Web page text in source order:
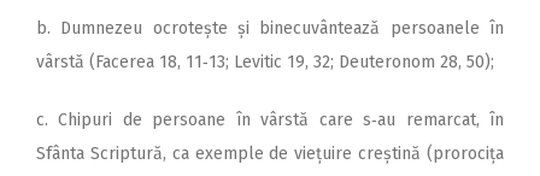
b. Dumnezeu ocrotește și binecuvântează persoanele în
vârstă (Facerea 18, 11‑13; Levitic 19, 32; Deuteronom 28, 50);
c. Chipuri de persoane în vârstă care s‑au remarcat, în
Sfânta Scriptură, ca exemple de viețuire creștină (prorocița